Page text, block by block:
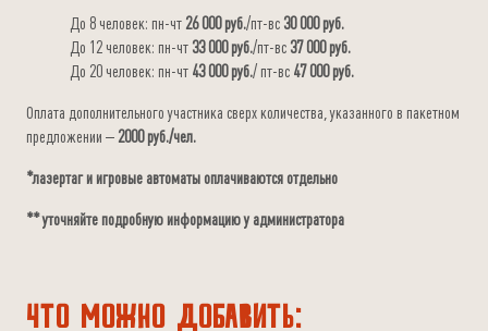
До 8 человек: пн-чт 26 000 руб./пт-вс 30 000 руб.
До 12 человек: пн-чт 33 000 руб./пт-вс 37 000 руб.
До 20 человек: пн-чт 43 000 руб./ пт-вс 47 000 руб.
Оплата дополнительного участника сверх количества, указанного в пакетном
предложении – 2000 руб./чел.
*лазертаг и игровые автоматы оплачиваются отдельно
** уточняйте подробную информацию у администратора
Что можно добавить: